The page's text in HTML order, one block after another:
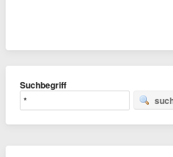
Suchbegriff